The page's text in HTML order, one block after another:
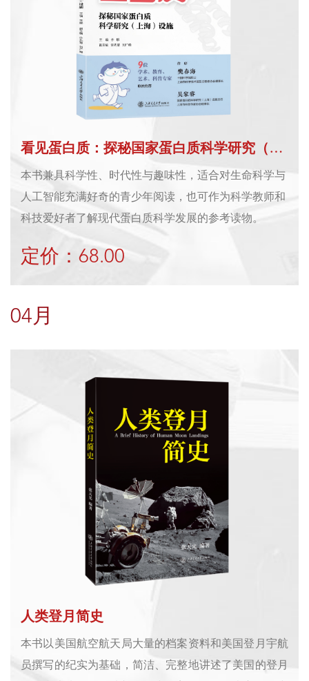
看见蛋白质：探秘国家蛋白质科学研究（上海）设施
本书兼具科学性、时代性与趣味性，适合对生命科学与
人工智能充满好奇的青少年阅读，也可作为科学教师和
科技爱好者了解现代蛋白质科学发展的参考读物。
定价：68.00
04月
人类登月简史
本书以美国航空航天局大量的档案资料和美国登月宇航
员撰写的纪实为基础，简洁、完整地讲述了美国的登月